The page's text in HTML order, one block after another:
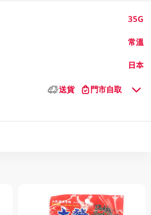
35G
常溫
日本
送貨 門市自取